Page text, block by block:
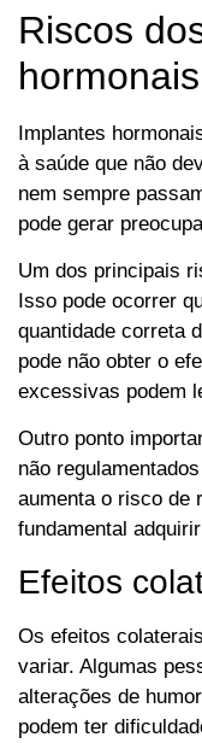
Riscos
Implantes
à saúde que não
nem sempre
pode gerar
Um dos principais
Isso pode ocorrer
quantidade correta
pode não obter o
excessivas podem
Outro ponto
não
aumenta o risco de
fundamental
Efeitos
Os efeitos
variar. Algumas
alterações de
podem ter